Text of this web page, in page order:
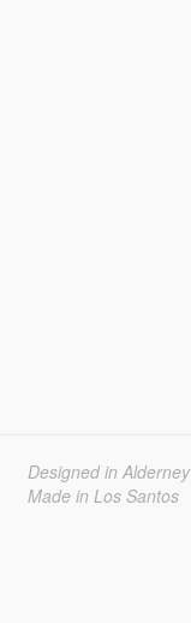
Designed in Alderney
Made in Los Santos